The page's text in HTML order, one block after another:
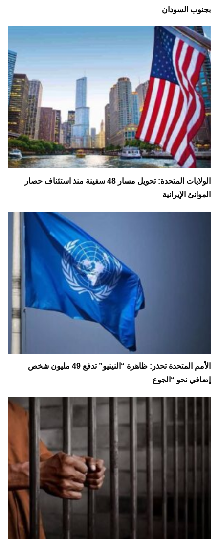
بجنوب السودان
الولايات المتحدة: تحويل مسار 48 سفينة منذ استئناف حصار
الموانئ الإيرانية
الأمم المتحدة تحذر: ظاهرة “النينيو” تدفع 49 مليون شخص
إضافي نحو “الجوع